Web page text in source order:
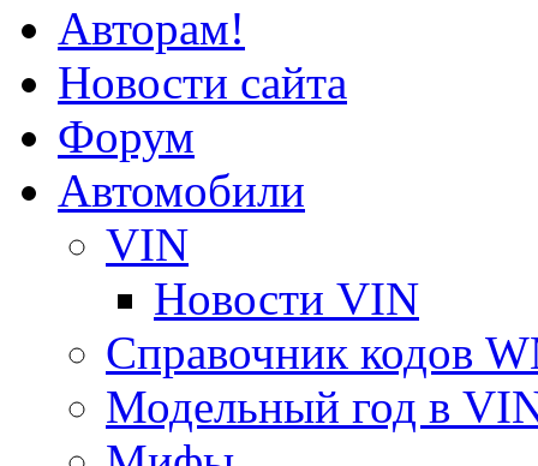
Авторам!
Новости сайта
Форум
Автомобили
VIN
Новости VIN
Справочник кодов
Модельный год в